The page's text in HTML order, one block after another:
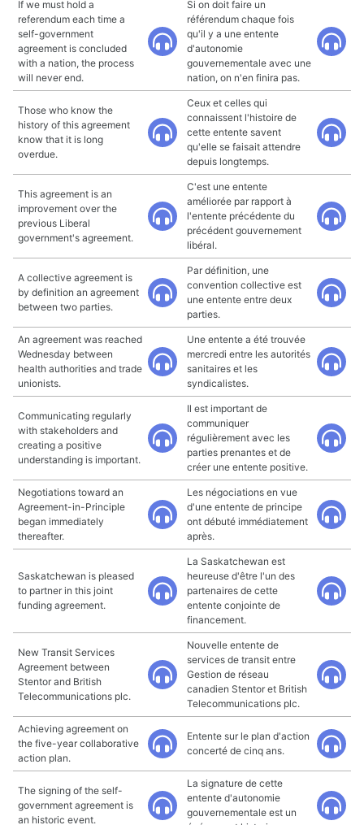
If we must hold a
referendum each time a
self-government
agreement is concluded
with a nation, the process
will never end.
Si on doit faire un
référendum chaque fois
qu'il y a une entente
d'autonomie
gouvernementale avec une
nation, on n'en finira pas.
Those who know the
history of this agreement
know that it is long
overdue.
Ceux et celles qui
connaissent l'histoire de
cette entente savent
qu'elle se faisait attendre
depuis longtemps.
This agreement is an
improvement over the
previous Liberal
government's agreement.
C'est une entente
améliorée par rapport à
l'entente précédente du
précédent gouvernement
libéral.
A collective agreement is
by definition an agreement
between two parties.
Par définition, une
convention collective est
une entente entre deux
parties.
An agreement was reached
Wednesday between
health authorities and trade
unionists.
Une entente a été trouvée
mercredi entre les autorités
sanitaires et les
syndicalistes.
Communicating regularly
with stakeholders and
creating a positive
understanding is important.
Il est important de
communiquer
régulièrement avec les
parties prenantes et de
créer une entente positive.
Negotiations toward an
Agreement-in-Principle
began immediately
thereafter.
Les négociations en vue
d'une entente de principe
ont débuté immédiatement
après.
Saskatchewan is pleased
to partner in this joint
funding agreement.
La Saskatchewan est
heureuse d'être l'un des
partenaires de cette
entente conjointe de
financement.
New Transit Services
Agreement between
Stentor and British
Telecommunications plc.
Nouvelle entente de
services de transit entre
Gestion de réseau
canadien Stentor et British
Telecommunications plc.
Achieving agreement on
the five-year collaborative
action plan.
Entente sur le plan d'action
concerté de cinq ans.
The signing of the self-
government agreement is
an historic event.
La signature de cette
entente d'autonomie
gouvernementale est un